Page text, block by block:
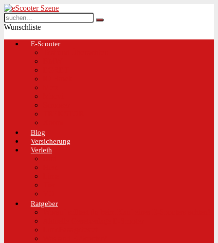
Wunschliste
E-Scooter
Blog
Versicherung
Verleih
Ratgeber